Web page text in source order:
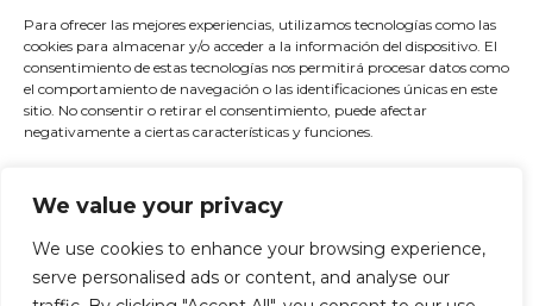
We value your privacy
We use cookies to enhance your browsing experience,
serve personalised ads or content, and analyse our
Para ofrecer las mejores experiencias, utilizamos tecnologías como las
cookies para almacenar y/o acceder a la información del dispositivo. El
consentimiento de estas tecnologías nos permitirá procesar datos como
el comportamiento de navegación o las identificaciones únicas en este
sitio. No consentir o retirar el consentimiento, puede afectar
negativamente a ciertas características y funciones.
Aceptar
Denegar
+34 616 57 58 78
flounder@flounder-sailing.com